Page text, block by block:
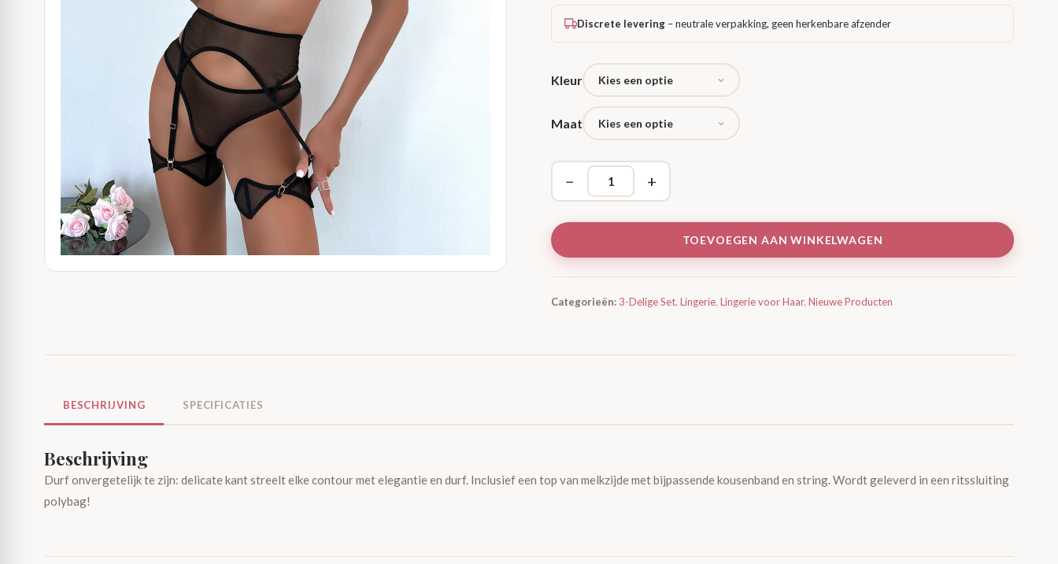
Discrete levering – neutrale verpakking, geen herkenbare afzender
Kleur
Maat
− +
TOEVOEGEN AAN WINKELWAGEN
Categorieën: 3-Delige Set, Lingerie, Lingerie voor Haar, Nieuwe Producten
BESCHRIJVING SPECIFICATIES
Beschrijving
Durf onvergetelijk te zijn: delicate kant streelt elke contour met elegantie en durf. Inclusief een top van melkzijde met bijpassende kousenband en string. Wordt geleverd in een ritssluiting
polybag!